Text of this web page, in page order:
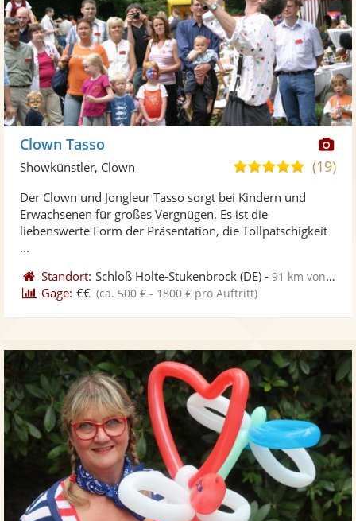
Clown Tasso
4,9
5
Sternen
(19)
Showkünstler, Clown
Der Clown und Jongleur Tasso sorgt bei Kindern und
Erwachsenen für großes Vergnügen. Es ist die
liebenswerte Form der Präsentation, die Tollpatschigkeit
...
Standort: Schloß Holte-Stukenbrock (DE) -91 km von Hannover
Gage: €€ (ca. 500 € - 1800 € pro Auftritt)